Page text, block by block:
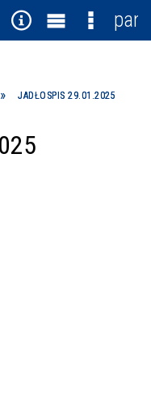
JADŁOSPIS 29.01.2025
Narzędzia
MenuMenu